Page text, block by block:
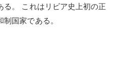
る。 これはリビア史上初の正
国家である。